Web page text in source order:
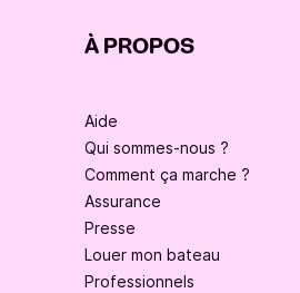
À PROPOS
Aide
Qui sommes-nous ?
Comment ça marche ?
Assurance
Presse
Louer mon bateau
Professionnels